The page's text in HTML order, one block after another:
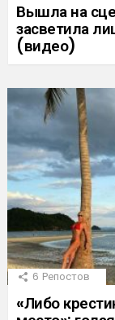
Вышла на
засветила
(видео)
6 Репостов
«Либо